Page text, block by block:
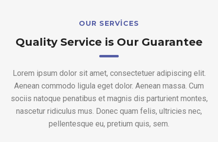
OUR SERVICES
Quality Service is Our Guarantee
Lorem ipsum dolor sit amet, consectetuer adipiscing elit.
Aenean commodo ligula eget dolor. Aenean massa. Cum
sociis natoque penatibus et magnis dis parturient montes,
nascetur ridiculus mus. Donec quam felis, ultricies nec,
pellentesque eu, pretium quis, sem.